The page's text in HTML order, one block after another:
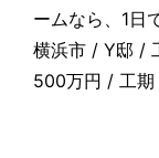
ームなら、1日
横浜市 / Y邸 /
500万円 / 工期